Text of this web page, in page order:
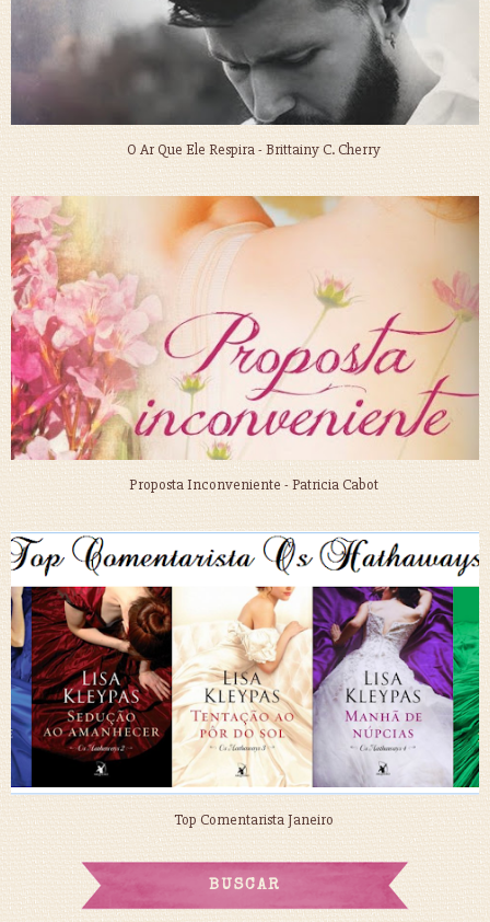
O Ar Que Ele Respira - Brittainy C. Cherry
Proposta Inconveniente - Patricia Cabot
Top Comentarista Janeiro
BUSCAR